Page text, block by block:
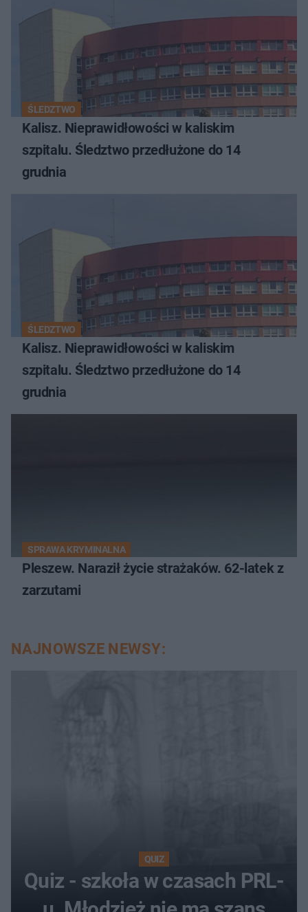
ŚLEDZTWO
Kalisz. Nieprawidłowości w kaliskim
szpitalu. Śledztwo przedłużone do 14
grudnia
ŚLEDZTWO
Kalisz. Nieprawidłowości w kaliskim
szpitalu. Śledztwo przedłużone do 14
grudnia
SPRAWA KRYMINALNA
Pleszew. Naraził życie strażaków. 62-latek z
zarzutami
NAJNOWSZE NEWSY:
QUIZ
Quiz - szkoła w czasach PRL-